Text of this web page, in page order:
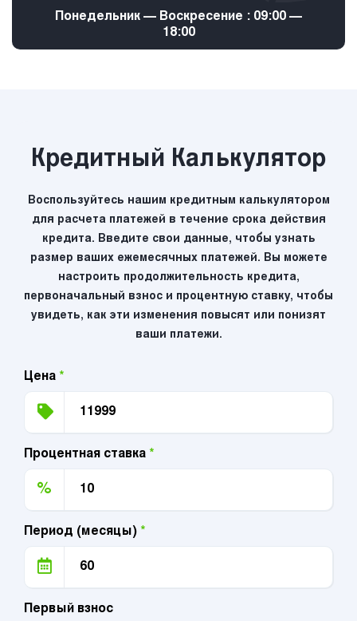
Понедельник — Воскресение : 09:00 —
18:00
Кредитный Калькулятор
Воспользуйтесь нашим кредитным калькулятором
для расчета платежей в течение срока действия
кредита. Введите свои данные, чтобы узнать
размер ваших ежемесячных платежей. Вы можете
настроить продолжительность кредита,
первоначальный взнос и процентную ставку, чтобы
увидеть, как эти изменения повысят или понизят
ваши платежи.
Цена *
Процентная ставка *
%
Период (месяцы) *
Первый взнос